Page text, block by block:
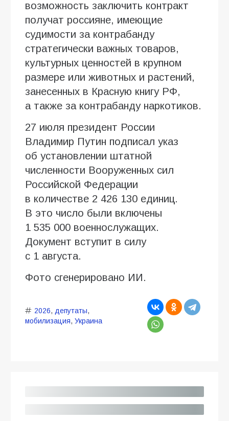
возможность заключить контракт
получат россияне, имеющие
судимости за контрабанду
стратегически важных товаров,
культурных ценностей в крупном
размере или животных и растений,
занесенных в Красную книгу РФ,
а также за контрабанду наркотиков.
27 июля президент России
Владимир Путин подписал указ
об установлении штатной
численности Вооруженных сил
Российской Федерации
в количестве 2 426 130 единиц.
В это число были включены
1 535 000 военнослужащих.
Документ вступит в силу
с 1 августа.
Фото сгенерировано ИИ.
2026, депутаты,
мобилизация, Украина